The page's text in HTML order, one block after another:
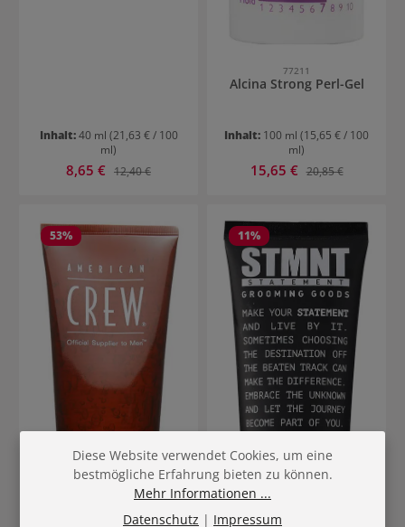
Inhalt:40 ml (21,63 € / 100
ml)
Verkaufspreis:
8,65 € Regulärer Preis:
12,40 €
77211
Alcina Strong Perl-Gel
Inhalt: 100 ml (15,65 € / 100
ml)
Verkaufspreis:
15,65 € Regulärer Preis:
20,85 €
53% 11%
Diese Website verwendet Cookies, um eine
bestmögliche Erfahrung bieten zu können.
Mehr Informationen ...
Datenschutz | Impressum